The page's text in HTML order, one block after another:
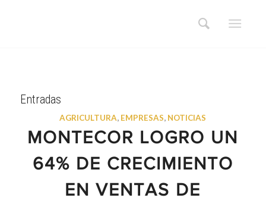
Entradas
AGRICULTURA, EMPRESAS, NOTICIAS
MONTECOR LOGRO UN
64% DE CRECIMIENTO
EN VENTAS DE